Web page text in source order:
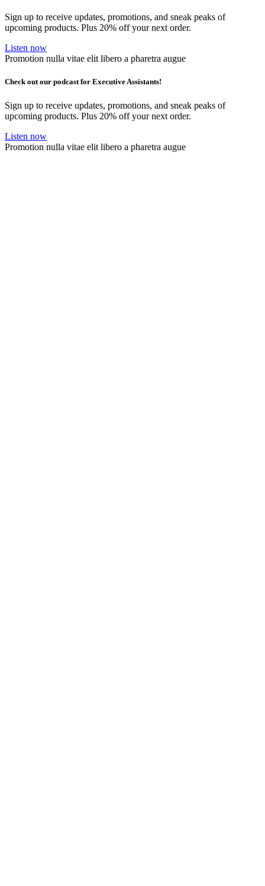
Sign up to receive updates, promotions, and sneak peaks of
upcoming products. Plus 20% off your next order.
Listen now
Promotion nulla vitae elit libero a pharetra augue
Check out our podcast for Executive Assistants!
Sign up to receive updates, promotions, and sneak peaks of
upcoming products. Plus 20% off your next order.
Listen now
Promotion nulla vitae elit libero a pharetra augue